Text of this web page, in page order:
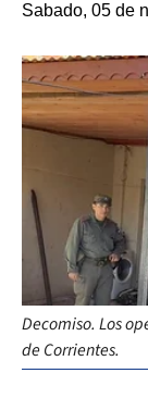
Sabado, 05 de
Decomiso. Los
de Corrientes.